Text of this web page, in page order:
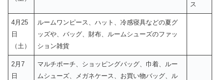
ス
4月25
日
（土）
ルームワンピース、ハット、冷感寝具などの夏グ
ッズや、バッグ、財布、ルームシューズのファッ
ション雑貨
2月7
日
マルチポーチ、ショッピングバッグ、巾着、ルー
ムシューズ、メガネケース、お買い物バッグ、ル